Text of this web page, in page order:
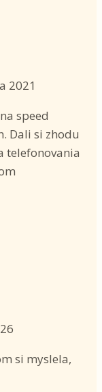
2021
speed
Dali si zhodu
telefonovania
si myslela,